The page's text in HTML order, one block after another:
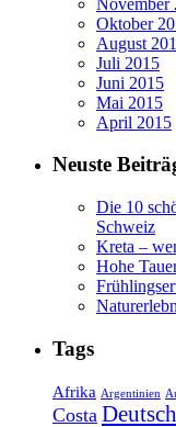
Oktober
August
Juli 2015
Juni 2015
Mai 2015
April 2015
Neuste
Die 10
Schweiz
Kreta –
Hohe
Tags
Afrika Argentinien
Costa